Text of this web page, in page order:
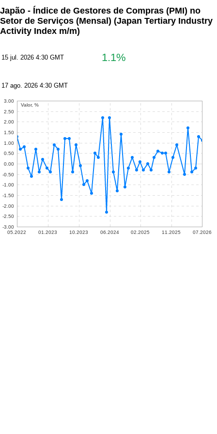
Japão - Índice de Gestores de Compras (PMI) no
Setor de Serviços (Mensal) (Japan Tertiary Industry
Activity Index m/m)
15 jul. 2026 4:30 GMT 1.1%
17 ago. 2026 4:30 GMT